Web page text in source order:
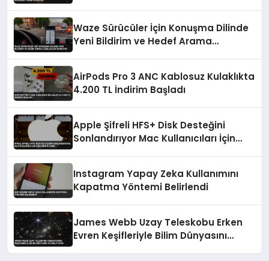
Waze Sürücüler İçin Konuşma Dilinde
Yeni Bildirim ve Hedef Arama
AirPods Pro 3 ANC Kablosuz Kulaklıkta
4.200 TL İndirim Başladı
Apple Şifreli HFS+ Disk Desteğini
Sonlandırıyor Mac Kullanıcıları İçin
Instagram Yapay Zeka Kullanımını
Kapatma Yöntemi Belirlendi
James Webb Uzay Teleskobu Erken
Evren Keşifleriyle Bilim Dünyasını